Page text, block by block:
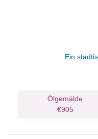
Ein
Ölgemälde
€905